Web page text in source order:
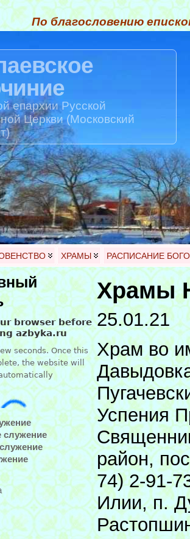
По благословению
епархии Русской
Церкви (Московский
ХРАМЫ РАСПИСАНИЕ
служение
Храмы
25.01.21
Храм во
Успения
район,
74) 2-91-
Илии, п.